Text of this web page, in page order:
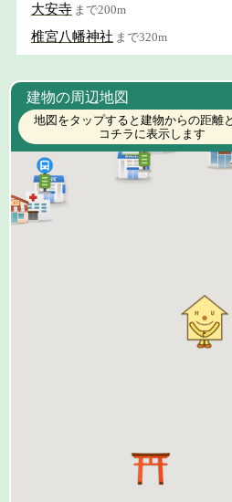
大安寺 まで200m
椎宮八幡神社 まで320m
建物の周辺地図
地図をタップすると建物からの距離
コチラに表示します